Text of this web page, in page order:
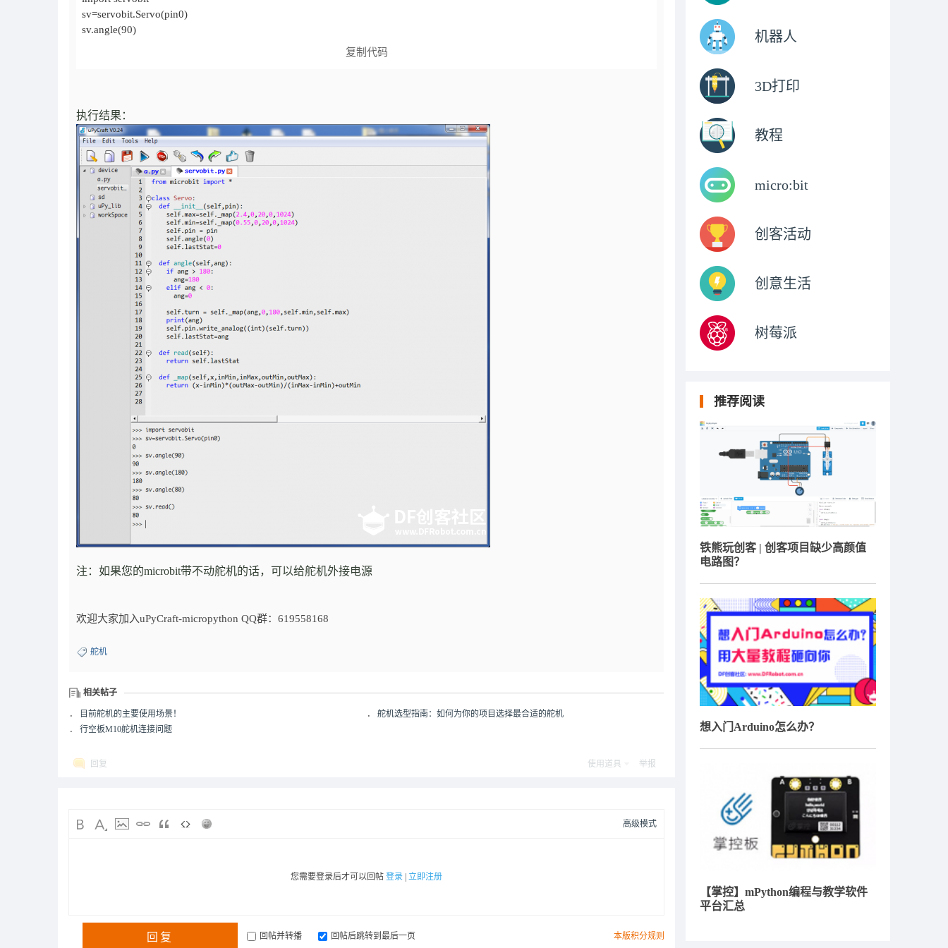
return (x-inMin)*(outMax-outMin)/(inMax-inMin)+outMin
sv=servobit.Servo(pin0)
sv.angle(90)
复制代码
执行结果：
注：如果您的microbit带不动舵机的话，可以给舵机外接电源
欢迎大家加入uPyCraft-micropython QQ群：619558168
舵机
相关帖子
． 目前舵机的主要使用场景！ ． 舵机选型指南：如何为你的项目选择最合适的舵机
． 行空板M10舵机连接问题
回复 使用道具 举报
高级模式
您需要登录后才可以回帖 登录 立即注册
本版积分规则
回复 回帖并转播 回帖后跳转到最后一页
机器人
3D打印
教程
micro:bit
创客活动
创意生活
树莓派
推荐阅读
铁熊玩创客 | 创客项目缺少高颜值
电路图？
想入门Arduino怎么办？
【掌控】mPython编程与教学软件
平台汇总